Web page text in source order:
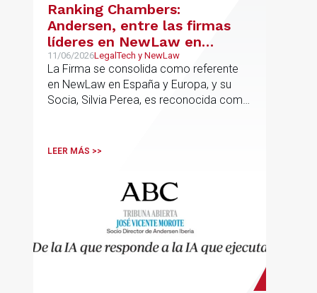
Ranking Chambers:
Andersen, entre las firmas
líderes en NewLaw en
España y Europa
11/06/2026LegalTech y NewLaw
La Firma se consolida como referente
en NewLaw en España y Europa, y su
Socia, Silvia Perea, es reconocida como
LEER MÁS >>